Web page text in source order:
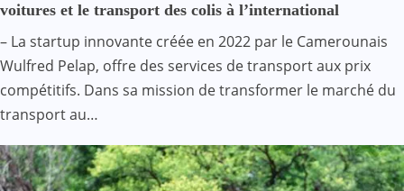
voitures et le transport des colis à l’international
– La startup innovante créée en 2022 par le Camerounais
Wulfred Pelap, offre des services de transport aux prix
compétitifs. Dans sa mission de transformer le marché du
transport au…